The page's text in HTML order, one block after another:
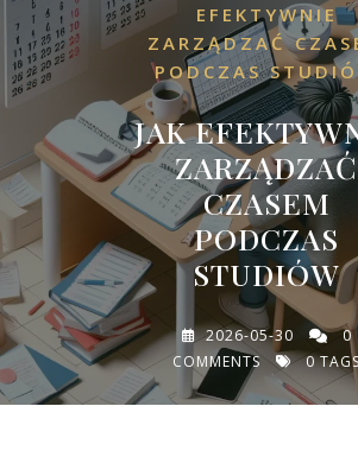
EFEKTYWNIE
ZARZĄDZAĆ
PODCZAS
JAK
ZARZĄDZAĆ
CZASEM
PODCZAS
STUDIÓW
2026-05-30
0
COMMENTS
0 TAGS